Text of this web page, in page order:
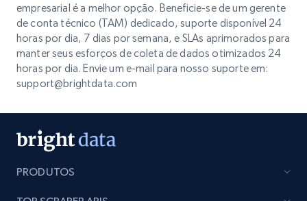
empresarial é a melhor opção. Beneficie-se de um gerente
de conta técnico (TAM) dedicado, suporte disponível 24
horas por dia, 7 dias por semana, e SLAs aprimorados para
manter seus esforços de coleta de dados otimizados 24
horas por dia. Envie um e-mail para nosso suporte em:
support@brightdata.com
PRODUTOS